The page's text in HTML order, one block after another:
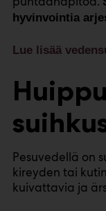
hyvinvointia
Lue lisää
Pesuvedellä on
kireyden tai
kuivattavia ja